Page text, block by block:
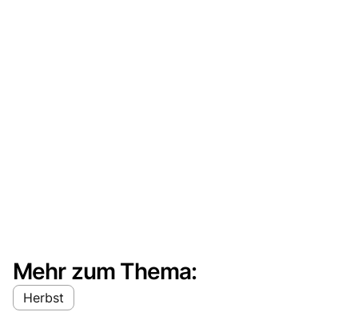
Mehr zum Thema:
Herbst